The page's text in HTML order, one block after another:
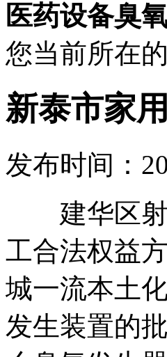
医药设备臭
您当前所在
新泰市家
发布时间：
建华区射
工合法权益
城一流本土
发生装置的